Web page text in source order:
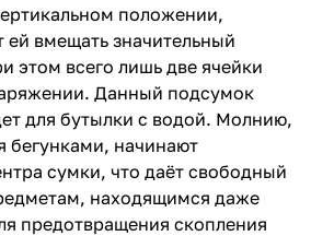
положении,
ей вмещать значительный
этом всего лишь две ячейки
Данный подсумок
для бутылки с водой. Молнию,
начинают
сумки, что даёт свободный
находящимся даже
предотвращения скопления